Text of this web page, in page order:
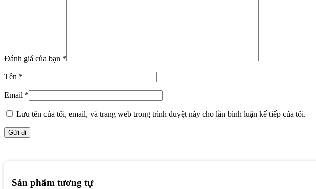
Đánh giá của bạn *
Tên *
Email *
Lưu tên của tôi, email, và trang web trong trình duyệt này cho lần bình luận kế tiếp của tôi.
Sản phẩm tương tự